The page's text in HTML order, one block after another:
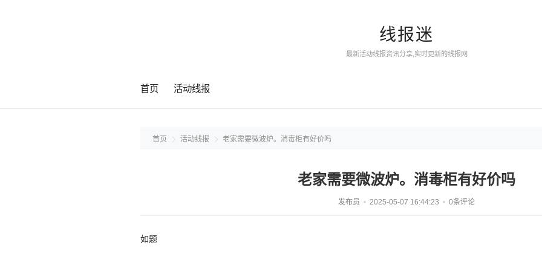
线报迷
最新活动线报资讯分享,实时更新的线报网
首页 活动线报
首页 活动线报 老家需要微波炉。消毒柜有好价吗
老家需要微波炉。消毒柜有好价吗
发布员 2025-05-07 16:44:23 0条评论
如题